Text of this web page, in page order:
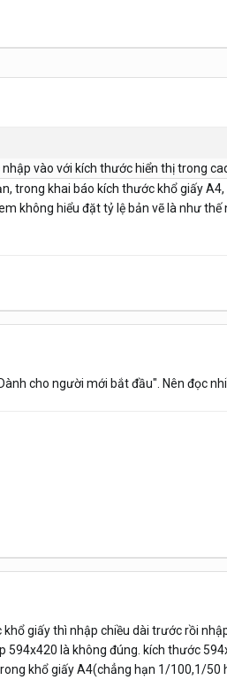
vào với kích thước hiển thị trong
trong khai báo kích thước khổ giấy
không hiểu đặt tỷ lệ bản vẽ là như
cho người mới bắt đầu". Nên đọc
giấy thì nhập chiều dài trước rồi
là không đúng. kích thước
khổ giấy A4(chẳng hạn 1/100,1/